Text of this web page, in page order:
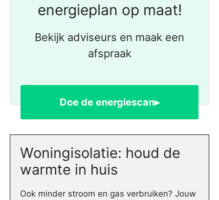
energieplan op maat!
Bekijk adviseurs en maak een
afspraak
Doe de energiescan▸
Woningisolatie: houd de
warmte in huis
Ook minder stroom en gas verbruiken? Jouw